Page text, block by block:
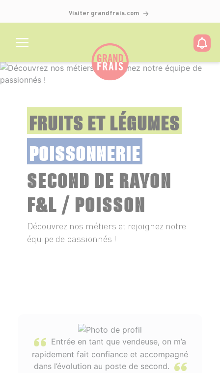
Visiter grandfrais.com
FRUITS ET LÉGUMES
POISSONNERIE
SECOND DE RAYON
F&L / POISSON
Découvrez nos métiers et rejoignez notre
équipe de passionnés !
Entrée en tant que vendeuse, on m’a
rapidement fait confiance et accompagné
dans l’évolution au poste de second.